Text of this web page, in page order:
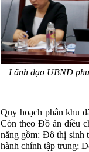
Lãnh đạo UBND
Quy hoạch phân khu
Còn theo Đồ án điều
năng gồm: Đô thị sinh
hành chính tập trung;